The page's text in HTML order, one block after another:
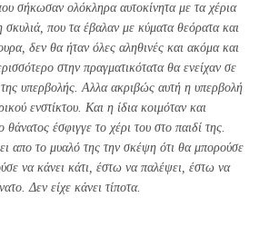
σήκωσαν ολόκληρα αυτοκίνητα με τα χέρια
σκυλιά, που τα έβαλαν με κύματα θεόρατα και
δεν θα ήταν όλες αληθινές και ακόμα και
στην πραγματικότατα θα ενείχαν σε
υπερβολής. Αλλα ακριβώς αυτή η υπερβολή
ενστίκτου. Και η ίδια κοιμόταν και
έσφιγγε το χέρι του στο παιδί της.
απο το μυαλό της την σκέψη ότι θα μπορούσε
να κάνει κάτι, έστω να παλέψει, έστω να
Δεν είχε κάνει τίποτα.